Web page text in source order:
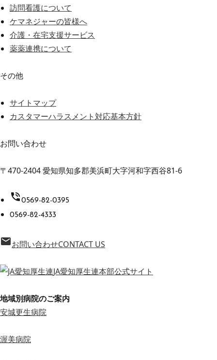
訪問看護について
ケマネジャーの皆様へ
介護・在宅支援サービス
薬薬連携について
その他
サイトマップ
カスタマーハラスメント対応基本方針
お問い合わせ
〒470-2404 愛知県知多郡美浜町大字河和字西谷81-6
phone_in_talk0569-82-0395
0569-82-4333
emailお問い合わせCONTACT US
JA愛知厚生連本部公式サイト
地域別病院のご案内
安城更生病院
渥美病院